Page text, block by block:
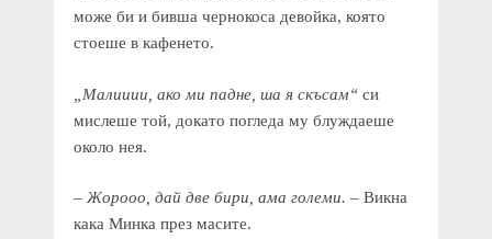
може би и бивша чернокоса девойка, която
стоеше в кафенето.
„Малииии, ако ми падне, ша я скъсам“ си
мислеше той, докато погледа му блуждаеше
около нея.
– Жорооо, дай две бири, ама големи. – Викна
кака Минка през масите.